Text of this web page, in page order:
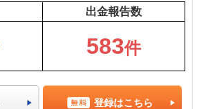
出金報告数
583件
登録はこちら